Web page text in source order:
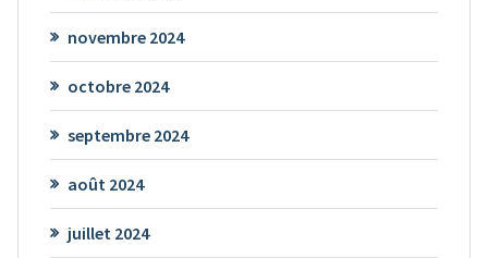
novembre 2024
octobre 2024
septembre 2024
août 2024
juillet 2024